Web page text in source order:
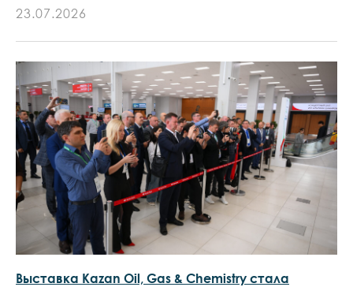
23.07.2026
Выставка Kazan Oil, Gas & Chemistry стала